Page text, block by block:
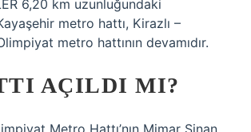
6,20 km uzunluğundaki
metro hattı, Kirazlı –
metro hattının devamıdır.
AÇILDI MI?
Metro Hattı’nın Mimar Sinan